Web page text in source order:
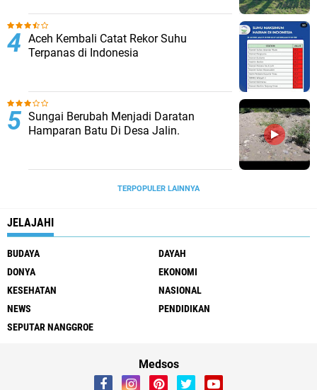
Aceh Kembali Catat Rekor Suhu
Terpanas di Indonesia
Sungai Berubah Menjadi Daratan
Hamparan Batu Di Desa Jalin.
TERPOPULER LAINNYA
JELAJAHI
BUDAYA
DAYAH
DONYA
EKONOMI
KESEHATAN
NASIONAL
NEWS
PENDIDIKAN
SEPUTAR NANGGROE
Medsos